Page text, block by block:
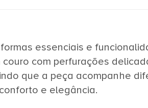
essenciais e
com perfurações
que a peça acompanhe
e elegância.